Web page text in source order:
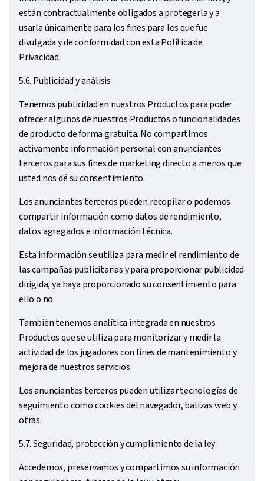
están contractualmente obligados a protegerla y a
usarla únicamente para los fines para los que fue
divulgada y de conformidad con esta Política de
Privacidad.
5.6. Publicidad y análisis
Tenemos publicidad en nuestros Productos para poder
ofrecer algunos de nuestros Productos o funcionalidades
de producto de forma gratuita. No compartimos
activamente información personal con anunciantes
terceros para sus fines de marketing directo a menos que
usted nos dé su consentimiento.
Los anunciantes terceros pueden recopilar o podemos
compartir información como datos de rendimiento,
datos agregados e información técnica.
Esta información se utiliza para medir el rendimiento de
las campañas publicitarias y para proporcionar publicidad
dirigida, ya haya proporcionado su consentimiento para
ello o no.
También tenemos analítica integrada en nuestros
Productos que se utiliza para monitorizar y medir la
actividad de los jugadores con fines de mantenimiento y
mejora de nuestros servicios.
Los anunciantes terceros pueden utilizar tecnologías de
seguimiento como cookies del navegador, balizas web y
otras.
5.7. Seguridad, protección y cumplimiento de la ley
Accedemos, preservamos y compartimos su información